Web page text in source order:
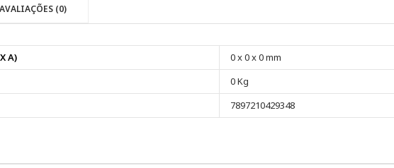
AVALIAÇÕES (0)
A)
0 x 0 x 0 mm
0 Kg
7897210429348